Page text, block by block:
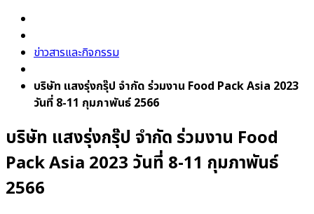
ข่าวสารและกิจกรรม
บริษัท แสงรุ่งกรุ๊ป จำกัด ร่วมงาน Food Pack Asia 2023
วันที่ 8-11 กุมภาพันธ์ 2566
บริษัท แสงรุ่งกรุ๊ป จำกัด ร่วมงาน Food
Pack Asia 2023 วันที่ 8-11 กุมภาพันธ์
2566